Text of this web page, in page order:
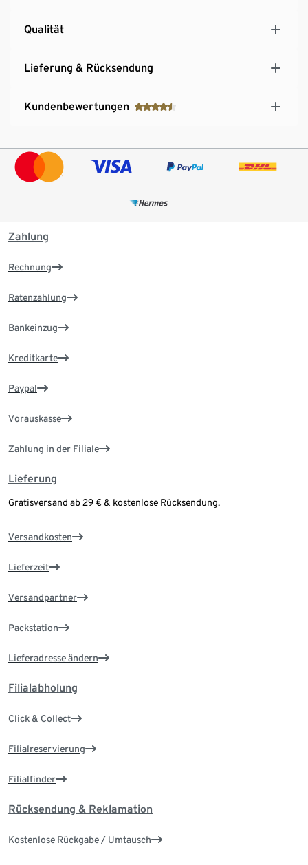
Qualität
Lieferung & Rücksendung
Kundenbewertungen
Zahlung
Rechnung
Ratenzahlung
Bankeinzug
Kreditkarte
Paypal
Vorauskasse
Zahlung in der Filiale
Lieferung
Gratisversand ab 29 € & kostenlose Rücksendung.
Versandkosten
Lieferzeit
Versandpartner
Packstation
Lieferadresse ändern
Filialabholung
Click & Collect
Filialreservierung
Filialfinder
Rücksendung & Reklamation
Kostenlose Rückgabe / Umtausch